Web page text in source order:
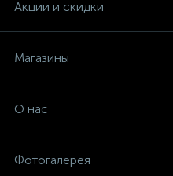
Акции и скидки
Магазины
О нас
Фотогалерея